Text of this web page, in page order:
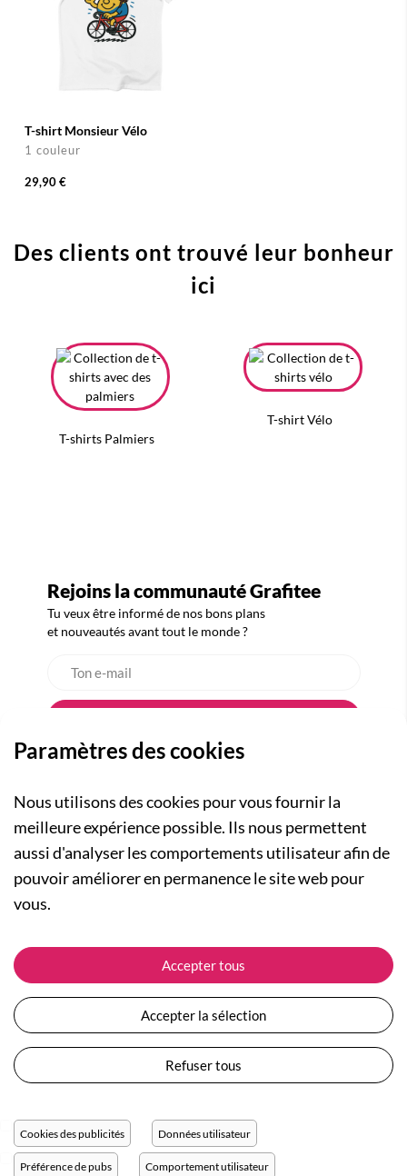
T-shirt Monsieur Vélo
1 couleur
29,90 €
Des clients ont trouvé leur bonheur
ici
T-shirts Palmiers
T-shirt Vélo
Rejoins la communauté Grafitee
Tu veux être informé de nos bons plans
et nouveautés avant tout le monde ?
A PROPOS
Qui sommes-nous ?
Actualités
Nos engagements
Plan du site
Devenir revendeur
NOS RUBRIQUES
Collection Femme
Collection Enfants
Les Totebags
Nos différents thèmes
ASSISTANCE
Suivre ma commande
Expédition et livraison
Retour et remboursement
Moyens de paiement
Questions / Réponses
Conditions générales de vente
Protection des données personnelles
Réglage des cookies
Paramètres des cookies
Nous utilisons des cookies pour vous fournir la
meilleure expérience possible. Ils nous permettent
aussi d'analyser les comportements utilisateur afin de
pouvoir améliorer en permanence le site web pour
vous.
Accepter tous
Accepter la sélection
Refuser tous
Cookies des publicités Données utilisateur
Préférence de pubs Comportement utilisateur